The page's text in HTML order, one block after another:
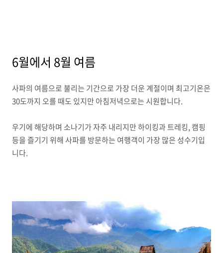
6월에서 8월 여름
사파의 여름으로 불리는 기간으로 가장 더운 계절이며 최고기온은
30도까지 오를 때도 있지만 아침저녁으로는 시원합니다.
우기에 해당하며 소나기가 자주 내리지만 하이킹과 트레킹, 캠핑
등을 즐기기 위해 사파를 방문하는 여행객이 가장 많은 성수기입
니다.